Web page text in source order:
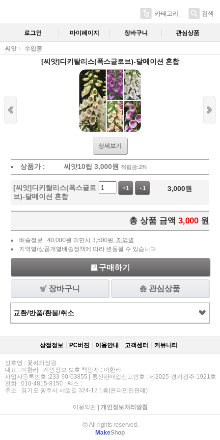
카테고리 검색
로그인 마이페이지 장바구니 관심상품
씨앗 수입종
[씨앗]디키탈리스(폭스글로브)-달메이션 혼합
상세보기
상품가 : 씨앗10립 3,000원 적립금:2%
[씨앗]디키탈리스(폭스글로
브)-달메이션 혼합
+1 -1 3,000원
총 상품 금액 3,000 원
배송정보 : 40,000원 미만시 3,500원, 지역별
지역별/상품개별배송정책에 따라 변동될 수 있습니다
구매하기
장바구니 관심상품
교환/반품/환불/취소
상점정보 PC버젼 이용안내 고객센터 커뮤니티
상호명 : 꽃씨와정원
대표 : 이한라 | 개인정보 보호 책임자 : 이한라
사업자등록번호 :233-90-03855 | 통신판매업신고번호 : 제2025-경기광주-1921호
전화 : 010-4815-8150 | 팩스 :
주소 : 경기도 광주시 새말길 324-12 1층(온라인만판매)
이용약관| 개인정보처리방침
ⓒ All rights reserved.
MakeShop